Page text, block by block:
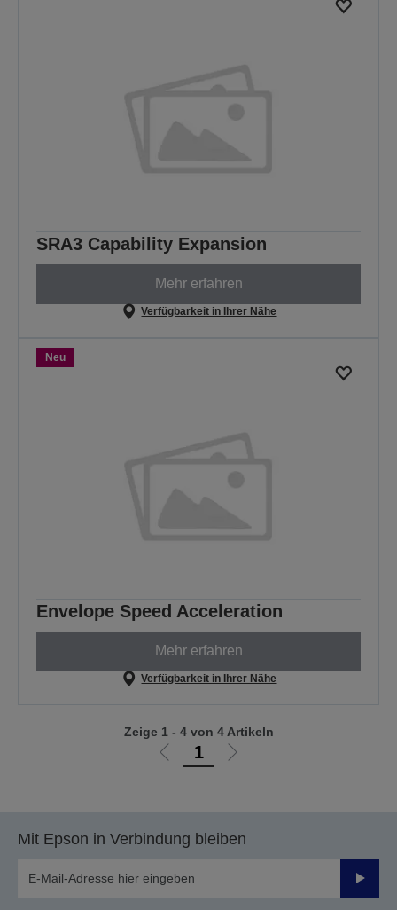
SRA3 Capability Expansion
Mehr erfahren
Verfügbarkeit in Ihrer Nähe
Neu
Envelope Speed Acceleration
Mehr erfahren
Verfügbarkeit in Ihrer Nähe
Zur
1
Zur
Zeige 1 - 4 von 4 Artikeln
Mit Epson in Verbindung bleiben